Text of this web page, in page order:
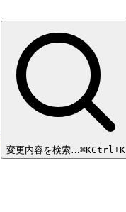
変更内容を検索…⌘KCtrl+K